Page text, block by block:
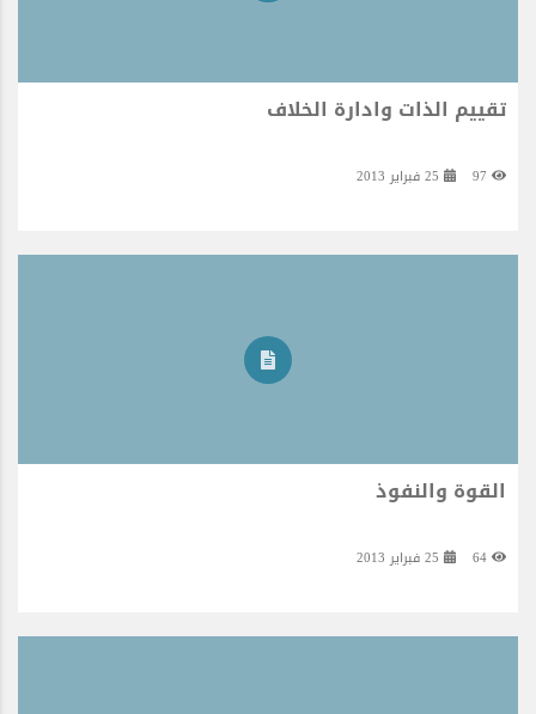
تقييم الذات وادارة الخلاف
القوة والنفوذ
64